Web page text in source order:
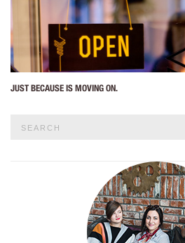
JUST BECAUSE IS MOVING ON.